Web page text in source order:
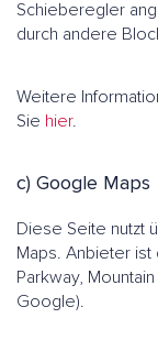
Schieberegler
durch andere
Weitere
Sie hier.
c) Google Maps
Diese Seite nutzt
Maps. Anbieter
Parkway,
Google).